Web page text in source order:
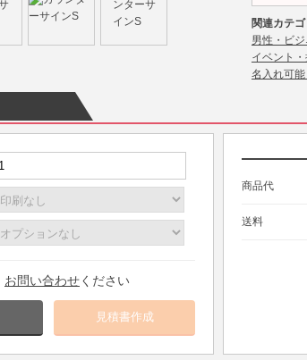
関連カテゴ
男性・ビ
イベント
名入れ可
お問い合わせください
商品代
送料